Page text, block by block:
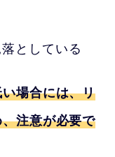
としている
場合には、リ
注意が必要で